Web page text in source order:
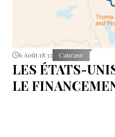
6 Août 18:33 Caucase
LES ÉTATS-
LE